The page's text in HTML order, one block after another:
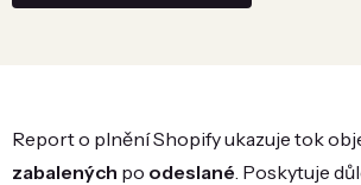
Report o plnění Shopify ukazuje tok
zabalených po odeslané. Poskytuje